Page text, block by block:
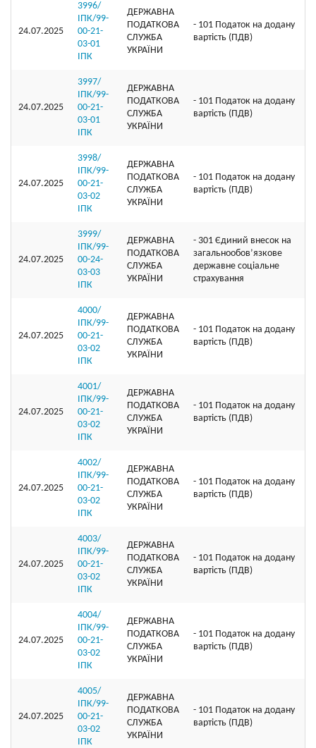
24.07.2025
3996/
ІПК/99-
00-21-
03-01
ІПК
ДЕРЖАВНА
ПОДАТКОВА
СЛУЖБА
УКРАЇНИ
- 101 Податок на додану
вартість (ПДВ)
24.07.2025
3997/
ІПК/99-
00-21-
03-01
ІПК
ДЕРЖАВНА
ПОДАТКОВА
СЛУЖБА
УКРАЇНИ
- 101 Податок на додану
вартість (ПДВ)
24.07.2025
3998/
ІПК/99-
00-21-
03-02
ІПК
ДЕРЖАВНА
ПОДАТКОВА
СЛУЖБА
УКРАЇНИ
- 101 Податок на додану
вартість (ПДВ)
24.07.2025
3999/
ІПК/99-
00-24-
03-03
ІПК
ДЕРЖАВНА
ПОДАТКОВА
СЛУЖБА
УКРАЇНИ
- 301 Єдиний внесок на
загальнообов’язкове
державне соціальне
страхування
24.07.2025
4000/
ІПК/99-
00-21-
03-02
ІПК
ДЕРЖАВНА
ПОДАТКОВА
СЛУЖБА
УКРАЇНИ
- 101 Податок на додану
вартість (ПДВ)
24.07.2025
4001/
ІПК/99-
00-21-
03-02
ІПК
ДЕРЖАВНА
ПОДАТКОВА
СЛУЖБА
УКРАЇНИ
- 101 Податок на додану
вартість (ПДВ)
24.07.2025
4002/
ІПК/99-
00-21-
03-02
ІПК
ДЕРЖАВНА
ПОДАТКОВА
СЛУЖБА
УКРАЇНИ
- 101 Податок на додану
вартість (ПДВ)
24.07.2025
4003/
ІПК/99-
00-21-
03-02
ІПК
ДЕРЖАВНА
ПОДАТКОВА
СЛУЖБА
УКРАЇНИ
- 101 Податок на додану
вартість (ПДВ)
24.07.2025
4004/
ІПК/99-
00-21-
03-02
ІПК
ДЕРЖАВНА
ПОДАТКОВА
СЛУЖБА
УКРАЇНИ
- 101 Податок на додану
вартість (ПДВ)
24.07.2025
4005/
ІПК/99-
00-21-
03-02
ІПК
ДЕРЖАВНА
ПОДАТКОВА
СЛУЖБА
УКРАЇНИ
- 101 Податок на додану
вартість (ПДВ)